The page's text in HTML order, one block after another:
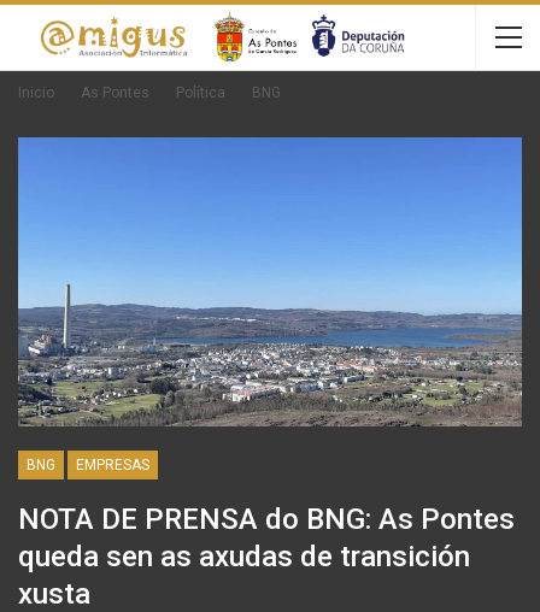
Inicio As Pontes Política BNG
BNG EMPRESAS
NOTA DE PRENSA do BNG: As Pontes
queda sen as axudas de transición
xusta